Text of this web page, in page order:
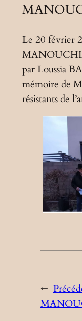
Le 20 février
par Loussia
mémoire de
résistants de
←